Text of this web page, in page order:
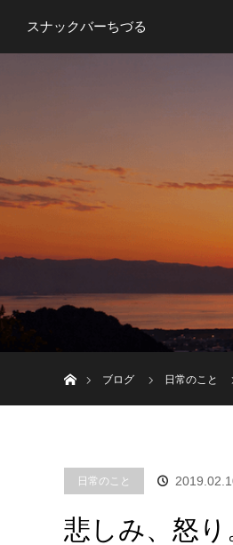
スナックバーちづる
ブログ
日常のこと
日常のこと
悲しみ、怒り